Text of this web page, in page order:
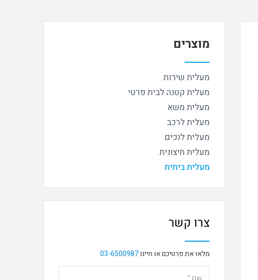
מוצרים
מעלית שירות
מעלית קטנה לבית פרטי
מעלית משא
מעלית לרכב
מעלית לנכים
מעלית חיצונית
מעלית ביתית
צרו קשר
מלאו את פרטיכם או חייגו03-6500987